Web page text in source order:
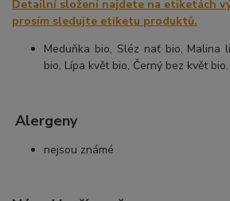
Meduňka bio, Sléz nať bio, Malina
bio, Lípa květ bio, Černý bez květ
Alergeny
nejsou známé